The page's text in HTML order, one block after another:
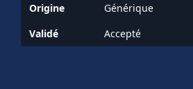
Origine
Générique
Validé
Accepté